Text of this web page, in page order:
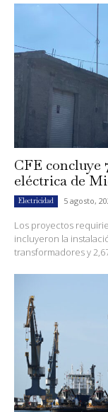
CFE concluye
eléctrica de
Electricidad 5 agosto,
Los proyectos
incluyeron la
transformadores y